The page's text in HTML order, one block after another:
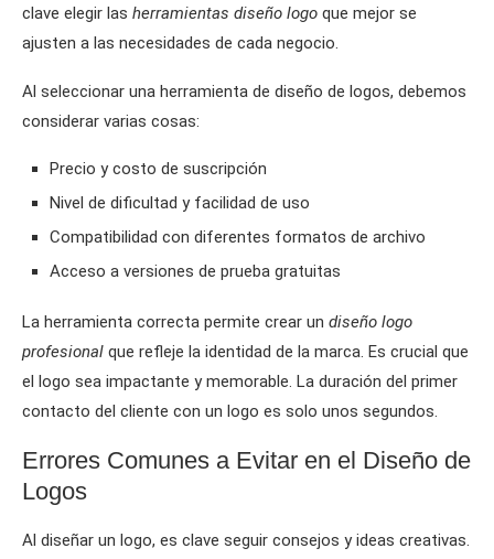
clave elegir las herramientas diseño logo que mejor se
ajusten a las necesidades de cada negocio.
Al seleccionar una herramienta de diseño de logos, debemos
considerar varias cosas:
Precio y costo de suscripción
Nivel de dificultad y facilidad de uso
Compatibilidad con diferentes formatos de archivo
Acceso a versiones de prueba gratuitas
La herramienta correcta permite crear un diseño logo
profesional que refleje la identidad de la marca. Es crucial que
el logo sea impactante y memorable. La duración del primer
contacto del cliente con un logo es solo unos segundos.
Errores Comunes a Evitar en el Diseño de
Logos
Al diseñar un logo, es clave seguir consejos y ideas creativas.